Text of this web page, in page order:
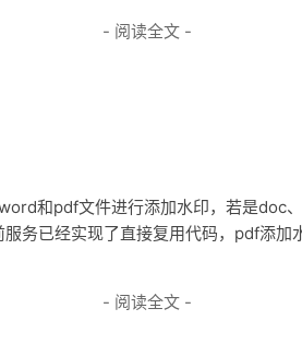
- 阅读全文 -
和pdf文件进行添加水印，若是doc
务已经实现了直接复用代码，pdf添
- 阅读全文 -